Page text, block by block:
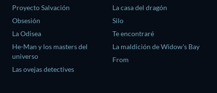
Proyecto Salvación
Obsesión
La Odisea
He-Man y los masters del
universo
Las ovejas detectives
La casa del dragón
Silo
Te encontraré
La maldición de Widow's Bay
From